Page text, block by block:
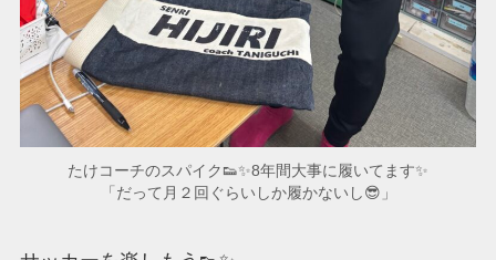
たけコーチのスパイク👟✨8年間大事に履いてます✨
「だって月２回ぐらいしか履かないし😎」